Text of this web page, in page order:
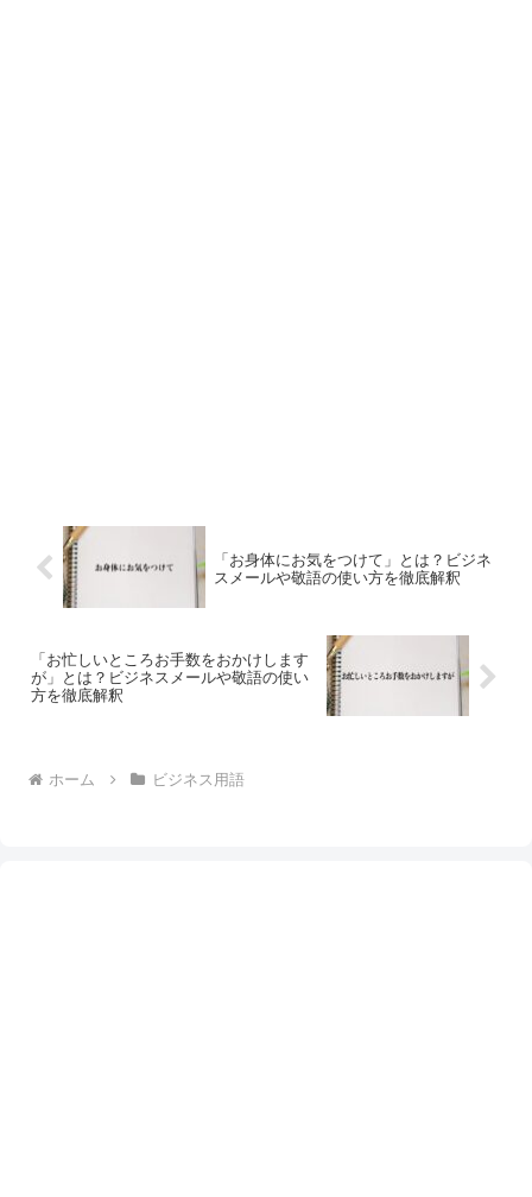
「お身体にお気をつけて」とは？ビジネ
スメールや敬語の使い方を徹底解釈
「お忙しいところお手数をおかけします
が」とは？ビジネスメールや敬語の使い
方を徹底解釈
ホーム ビジネス用語